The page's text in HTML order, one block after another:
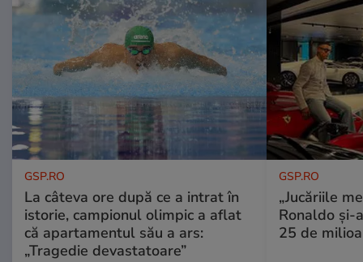
GSP.RO
La câteva ore după ce a intrat în
istorie, campionul olimpic a aflat
că apartamentul său a ars:
„Tragedie devastatoare”
GSP.RO
„Jucăriile
Ronaldo și-
25 de